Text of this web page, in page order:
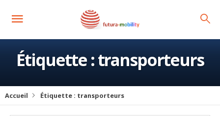
Étiquette :transporteurs
Accueil Étiquette : transporteurs